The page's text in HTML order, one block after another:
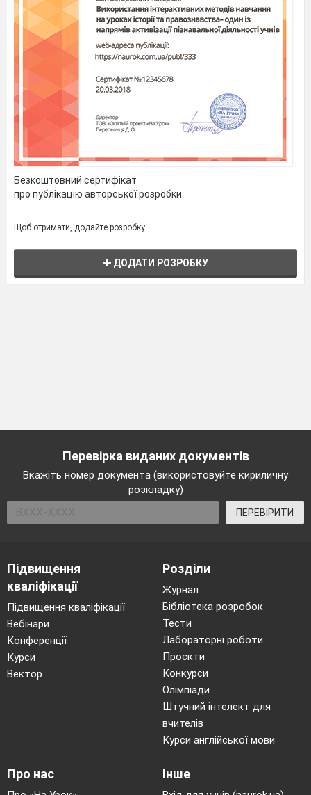
Безкоштовний сертифікат
про публікацію авторської розробки
Щоб отримати, додайте розробку
ДОДАТИ РОЗРОБКУ
Перевірка виданих документів
Вкажіть номер документа (використовуйте кириличну
розкладку)
ПЕРЕВІРИТИ
Підвищення
кваліфікації
Підвищення кваліфікації
Вебінари
Конференції
Курси
Вектор
Розділи
Журнал
Бібліотека розробок
Тести
Лабораторні роботи
Проєкти
Конкурси
Олімпіади
Штучний інтелект для
вчителів
Курси англійської мови
Про нас Інше